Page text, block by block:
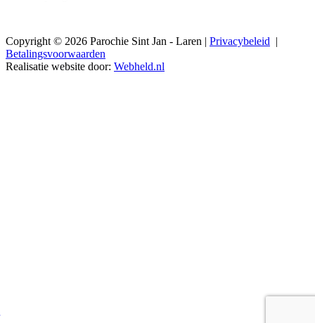
Copyright © 2026 Parochie Sint Jan - Laren | Privacybeleid |
Betalingsvoorwaarden
Realisatie website door: Webheld.nl